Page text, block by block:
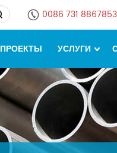
0086 731
ПРОЕКТЫ УСЛУГИ